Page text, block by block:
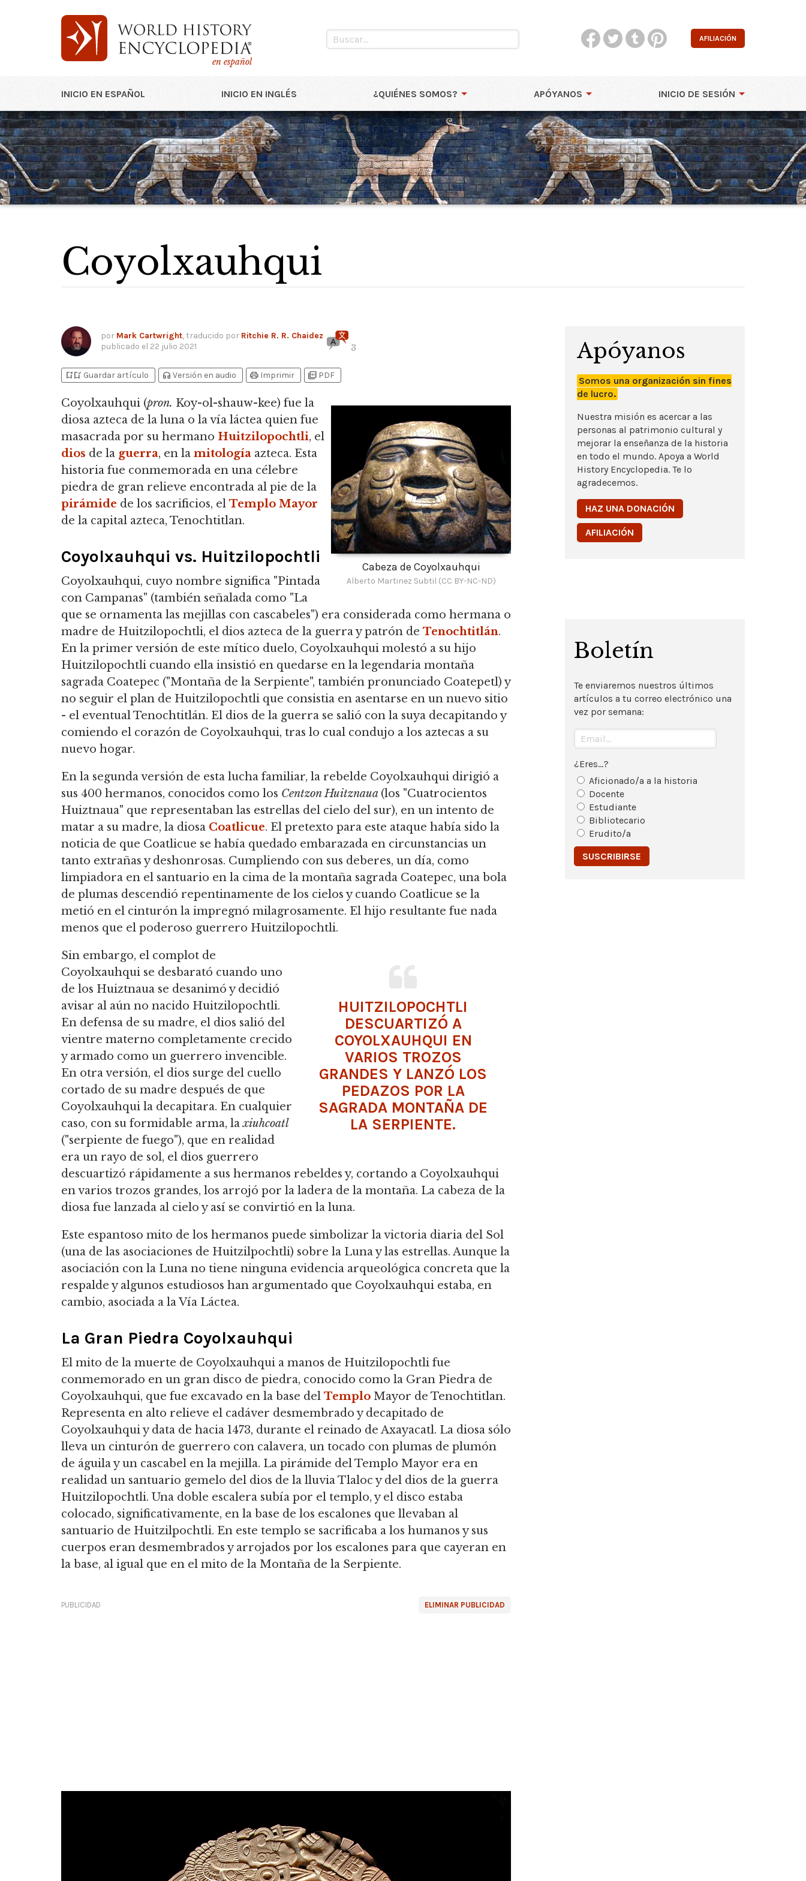
en español
AFILIACIÓN
INICIO EN ESPAÑOL INICIO EN INGLÉS ¿QUIÉNES SOMOS? APÓYANOS INICIO DE SESIÓN
Coyolxauhqui
por Mark Cartwright, traducido por Ritchie R. R. Chaidez
publicado el 22 julio 2021 3
bookmark_addbookmark_added Guardar artículo headphones Versión en audio print Imprimir picture_as_pdf PDF
Cabeza de Coyolxauhqui
Alberto Martinez Subtil (CC BY-NC-ND)
Coyolxauhqui (pron. Koy-ol-shauw-kee) fue la
diosa azteca de la luna o la vía láctea quien fue
masacrada por su hermano Huitzilopochtli, el
dios de la guerra, en la mitología azteca. Esta
historia fue conmemorada en una célebre
piedra de gran relieve encontrada al pie de la
pirámide de los sacrificios, el Templo Mayor
de la capital azteca, Tenochtitlan.
Coyolxauhqui vs. Huitzilopochtli
Coyolxauhqui, cuyo nombre significa "Pintada
con Campanas" (también señalada como "La
que se ornamenta las mejillas con cascabeles") era considerada como hermana o
madre de Huitzilopochtli, el dios azteca de la guerra y patrón de Tenochtitlán.
En la primer versión de este mítico duelo, Coyolxauhqui molestó a su hijo
Huitzilopochtli cuando ella insistió en quedarse en la legendaria montaña
sagrada Coatepec ("Montaña de la Serpiente", también pronunciado Coatepetl) y
no seguir el plan de Huitzilopochtli que consistia en asentarse en un nuevo sitio
- el eventual Tenochtitlán. El dios de la guerra se salió con la suya decapitando y
comiendo el corazón de Coyolxauhqui, tras lo cual condujo a los aztecas a su
nuevo hogar.
En la segunda versión de esta lucha familiar, la rebelde Coyolxauhqui dirigió a
sus 400 hermanos, conocidos como los Centzon Huitznaua (los "Cuatrocientos
Huiztnaua" que representaban las estrellas del cielo del sur), en un intento de
matar a su madre, la diosa Coatlicue. El pretexto para este ataque había sido la
noticia de que Coatlicue se había quedado embarazada en circunstancias un
tanto extrañas y deshonrosas. Cumpliendo con sus deberes, un día, como
limpiadora en el santuario en la cima de la montaña sagrada Coatepec, una bola
de plumas descendió repentinamente de los cielos y cuando Coatlicue se la
metió en el cinturón la impregnó milagrosamente. El hijo resultante fue nada
menos que el poderoso guerrero Huitzilopochtli.
HUITZILOPOCHTLI
DESCUARTIZÓ A
COYOLXAUHQUI EN
VARIOS TROZOS
GRANDES Y LANZÓ LOS
PEDAZOS POR LA
SAGRADA MONTAÑA DE
LA SERPIENTE.
Sin embargo, el complot de
Coyolxauhqui se desbarató cuando uno
de los Huiztnaua se desanimó y decidió
avisar al aún no nacido Huitzilopochtli.
En defensa de su madre, el dios salió del
vientre materno completamente crecido
y armado como un guerrero invencible.
En otra versión, el dios surge del cuello
cortado de su madre después de que
Coyolxauhqui la decapitara. En cualquier
caso, con su formidable arma, laxiuhcoatl
("serpiente de fuego"), que en realidad
era un rayo de sol, el dios guerrero
descuartizó rápidamente a sus hermanos rebeldes y, cortando a Coyolxauhqui
en varios trozos grandes, los arrojó por la ladera de la montaña. La cabeza de la
diosa fue lanzada al cielo y así se convirtió en la luna.
Este espantoso mito de los hermanos puede simbolizar la victoria diaria del Sol
(una de las asociaciones de Huitzilpochtli) sobre la Luna y las estrellas. Aunque la
asociación con la Luna no tiene ninguna evidencia arqueológica concreta que la
respalde y algunos estudiosos han argumentado que Coyolxauhqui estaba, en
cambio, asociada a la Vía Láctea.
La Gran Piedra Coyolxauhqui
El mito de la muerte de Coyolxauhqui a manos de Huitzilopochtli fue
conmemorado en un gran disco de piedra, conocido como la Gran Piedra de
Coyolxauhqui, que fue excavado en la base del Templo Mayor de Tenochtitlan.
Representa en alto relieve el cadáver desmembrado y decapitado de
Coyolxauhqui y data de hacia 1473, durante el reinado de Axayacatl. La diosa sólo
lleva un cinturón de guerrero con calavera, un tocado con plumas de plumón
de águila y un cascabel en la mejilla. La pirámide del Templo Mayor era en
realidad un santuario gemelo del dios de la lluvia Tlaloc y del dios de la guerra
Huitzilopochtli. Una doble escalera subía por el templo, y el disco estaba
colocado, significativamente, en la base de los escalones que llevaban al
santuario de Huitzilpochtli. En este templo se sacrificaba a los humanos y sus
cuerpos eran desmembrados y arrojados por los escalones para que cayeran en
la base, al igual que en el mito de la Montaña de la Serpiente.
ELIMINAR PUBLICIDAD
PUBLICIDAD
Apóyanos
Somos una organización sin fines
de lucro.
Nuestra misión es acercar a las
personas al patrimonio cultural y
mejorar la enseñanza de la historia
en todo el mundo. Apoya a World
History Encyclopedia. Te lo
agradecemos.
HAZ UNA DONACIÓN
AFILIACIÓN
Boletín
Te enviaremos nuestros últimos
artículos a tu correo electrónico una
vez por semana:
¿Eres...?
Aficionado/a a la historia
Docente
Estudiante
Bibliotecario
Erudito/a